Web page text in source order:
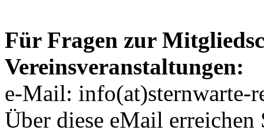
Für Fragen zur
Vereinsveranstaltungen:
e-Mail: info(at)sternwarte-
Über diese eMail erreichen